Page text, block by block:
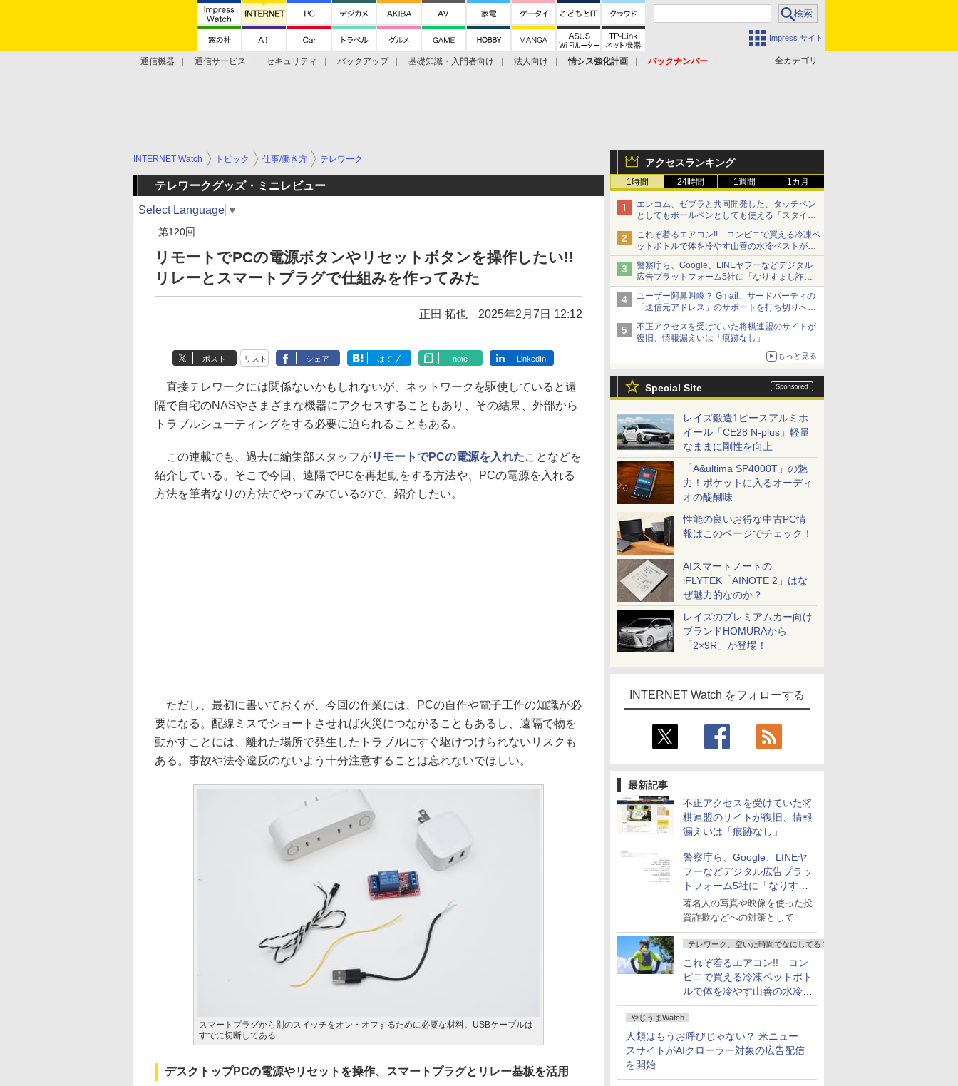
Impress サイト
全カテゴリ
通信機器 通信サービス セキュリティ バックアップ 基礎知識・入門者向け 法人向け 情シス強化計画
バックナンバー
アクセスランキング
1時間 24時間 1週間 1カ月
エレコム、ゼブラと共同開発した、タッチペン
としてもボールペンとしても使える「スタイラ
スツーウェイ」発売 iPadにも紙にも、持ち替
えずに書き込める
これぞ着るエアコン!! コンビニで買える冷凍ペ
ットボトルで体を冷やす山善の水冷ベストがロ
ードバイクにちょうどいい【ぼっち・ざ・ろー
ど！その14】【空いた時間でなにしてる？】
警察庁ら、Google、LINEヤフーなどデジタル
広告プラットフォーム5社に「なりすまし詐欺
広告」対策強化を要請 著名人の写真や映像を
使った投資詐欺などへの対策として
ユーザー阿鼻叫喚？ Gmail、サードパーティの
「送信元アドレス」のサポートを打ち切りへ
【やじうまWatch】
不正アクセスを受けていた将棋連盟のサイトが
復旧、情報漏えいは「痕跡なし」
もっと見る
Special Site
レイズ鍛造1ピースアルミホ
イール「CE28 N-plus」軽量
なままに剛性を向上
「A&ultima SP4000T」の魅
力！ポケットに入るオーディ
オの醍醐味
性能の良いお得な中古PC情
報はこのページでチェック！
AIスマートノートの
iFLYTEK「AINOTE 2」はな
ぜ魅力的なのか？
レイズのプレミアムカー向け
ブランドHOMURAから
「2×9R」が登場！
INTERNET Watch をフォローする
最新記事
不正アクセスを受けていた将
棋連盟のサイトが復旧、情報
漏えいは「痕跡なし」
警察庁ら、Google、LINEヤ
フーなどデジタル広告プラッ
トフォーム5社に「なりすま
し詐欺広告」対策強化を要請
著名人の写真や映像を使った投
資詐欺などへの対策として
テレワーク、空いた時間でなにしてる？
これぞ着るエアコン!! コン
ビニで買える冷凍ペットボト
ルで体を冷やす山善の水冷ベ
ストがロードバイクにちょう
どいい【ぼっち・ざ・ろー
ど！その14】
やじうまWatch
人類はもうお呼びじゃない？ 米ニュー
スサイトがAIクローラー対象の広告配信
を開始
INTERNET Watch トピック 仕事/働き方 テレワーク
テレワークグッズ・ミニレビュー
Select Language ▼
第120回
リモートでPCの電源ボタンやリセットボタンを操作したい!!
リレーとスマートプラグで仕組みを作ってみた
正田 拓也 2025年2月7日 12:12
ポスト リスト シェア はてブ note LinkedIn
直接テレワークには関係ないかもしれないが、ネットワークを駆使していると遠
隔で自宅のNASやさまざまな機器にアクセスすることもあり、その結果、外部から
トラブルシューティングをする必要に迫られることもある。
この連載でも、過去に編集部スタッフがリモートでPCの電源を入れたことなどを
紹介している。そこで今回、遠隔でPCを再起動をする方法や、PCの電源を入れる
方法を筆者なりの方法でやってみているので、紹介したい。
ただし、最初に書いておくが、今回の作業には、PCの自作や電子工作の知識が必
要になる。配線ミスでショートさせれば火災につながることもあるし、遠隔で物を
動かすことには、離れた場所で発生したトラブルにすぐ駆けつけられないリスクも
ある。事故や法令違反のないよう十分注意することは忘れないでほしい。
スマートプラグから別のスイッチをオン・オフするために必要な材料。USBケーブルは
すでに切断してある
デスクトップPCの電源やリセットを操作、スマートプラグとリレー基板を活用